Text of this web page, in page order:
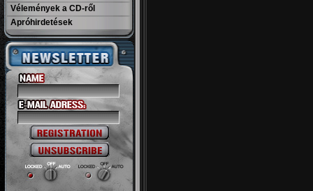
Vélemények a CD-ről
Apróhirdetések